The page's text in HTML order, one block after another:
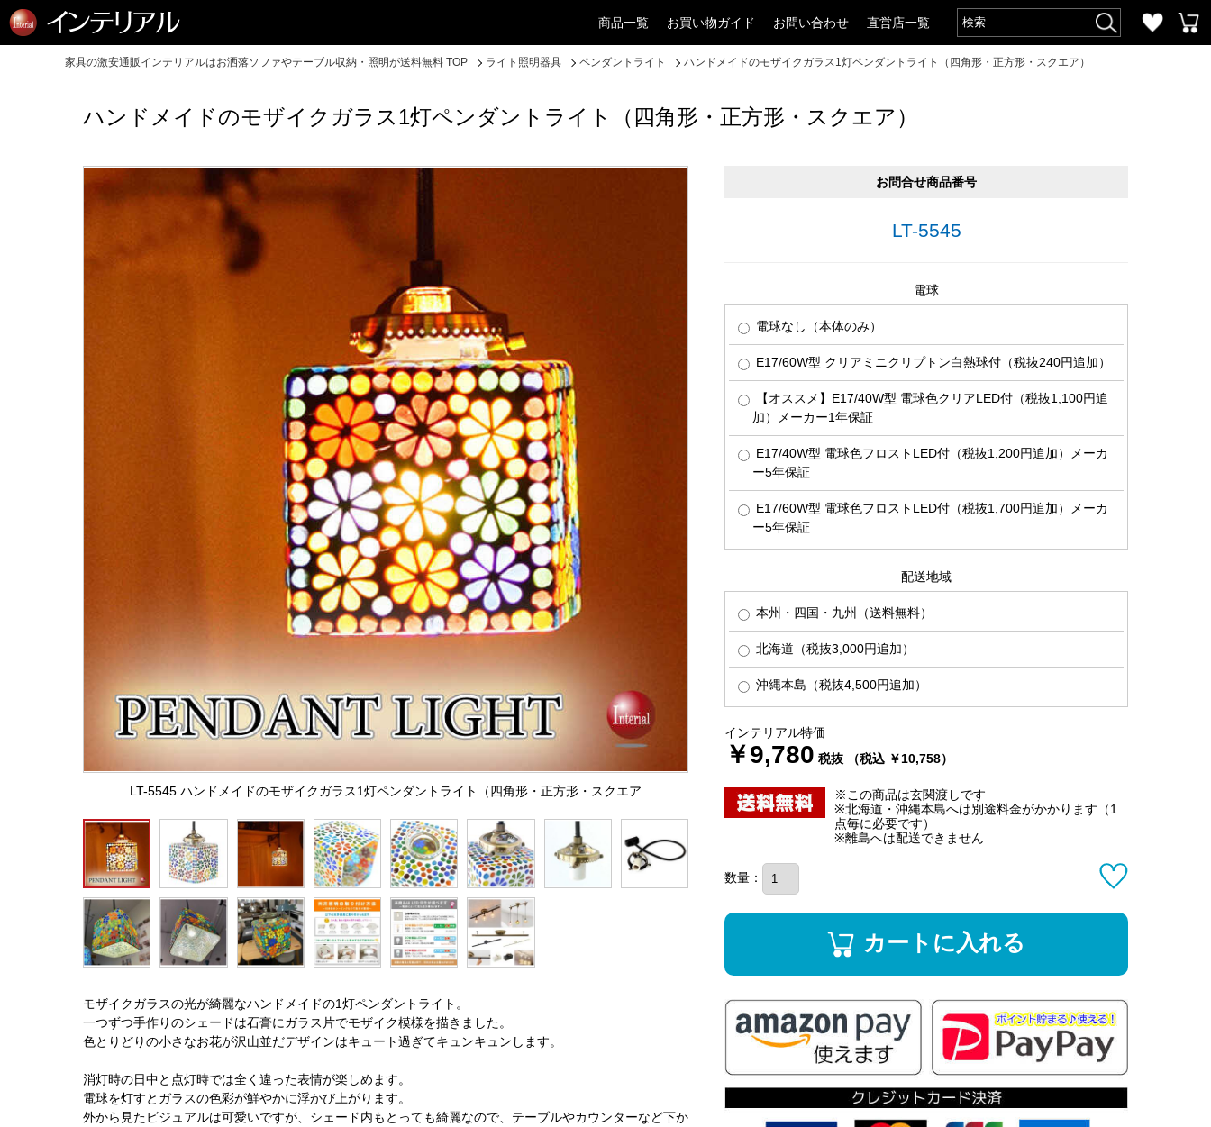
商品一覧 お買い物ガイド お問い合わせ 直営店一覧
家具の激安通販インテリアルはお洒落ソファやテーブル収納・照明が送料無料 TOP ライト照明器具 ペンダントライト ハンドメイドのモザイクガラス1灯ペンダントライト（四角形・正方形・スクエア）
ハンドメイドのモザイクガラス1灯ペンダントライト（四角形・正方形・スクエア）
LT-5545 ハンドメイドのモザイクガラス1灯ペンダントライト（四角形・正方形・スクエア
モザイクガラスの光が綺麗なハンドメイドの1灯ペンダントライト。
一つずつ手作りのシェードは石膏にガラス片でモザイク模様を描きました。
色とりどりの小さなお花が沢山並だデザインはキュート過ぎてキュンキュンします。
消灯時の日中と点灯時では全く違った表情が楽しめます。
電球を灯すとガラスの色彩が鮮やかに浮かび上がります。
外から見たビジュアルは可愛いですが、シェード内もとっても綺麗なので、テーブルやカウンターなど下か
お問合せ商品番号
LT-5545
電球
電球なし（本体のみ）
E17/60W型 クリアミニクリプトン白熱球付（税抜240円追加）
【オススメ】E17/40W型 電球色クリアLED付（税抜1,100円追
加）メーカー1年保証
E17/40W型 電球色フロストLED付（税抜1,200円追加）メーカ
ー5年保証
E17/60W型 電球色フロストLED付（税抜1,700円追加）メーカ
ー5年保証
配送地域
本州・四国・九州（送料無料）
北海道（税抜3,000円追加）
沖縄本島（税抜4,500円追加）
インテリアル特価
￥9,780 税抜 （税込 ￥10,758）
※この商品は玄関渡しです
※北海道・沖縄本島へは別途料金がかかります（1
点毎に必要です）
※離島へは配送できません
数量：
カートに入れる